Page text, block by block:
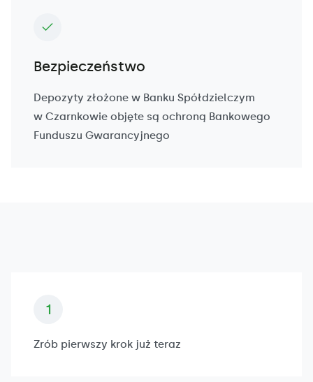
Bezpieczeństwo
Depozyty złożone w Banku Spółdzielczym
w Czarnkowie objęte są ochroną Bankowego
Funduszu Gwarancyjnego
Zrób pierwszy krok już teraz